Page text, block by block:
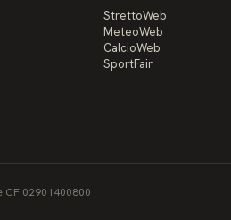
StrettoWeb
MeteoWeb
CalcioWeb
SportFair
CF 02901400800